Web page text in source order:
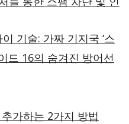
기술: 가짜 기지국 ‘스
드 16의 숨겨진 방어선
가하는 2가지 방법